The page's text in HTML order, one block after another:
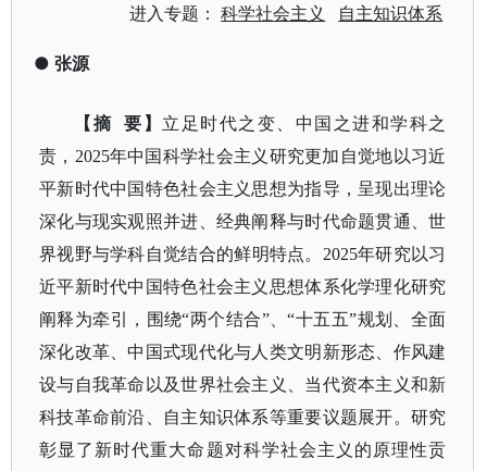
进入专题：科学社会主义 自主知识体系
● 张源
【摘 要】 立足时代之变、中国之进和学科之
责， 2025年中国科学社会主义研究更加自觉地以习近
平新时代中国特色社会主义思想为指导，呈现出理论
深化与现实观照并进、经典阐释与时代命题贯通、世
界视野与学科自觉结合的鲜明特点。2025年研究以习
近平新时代中国特色社会主义思想体系化学理化研究
阐释为牵引，围绕“两个结合”、“十五五”规划、全面
深化改革、中国式现代化与人类文明新形态、作风建
设与自我革命以及世界社会主义、当代资本主义和新
科技革命前沿、自主知识体系等重要议题展开。研究
彰显了新时代重大命题对科学社会主义的原理性贡